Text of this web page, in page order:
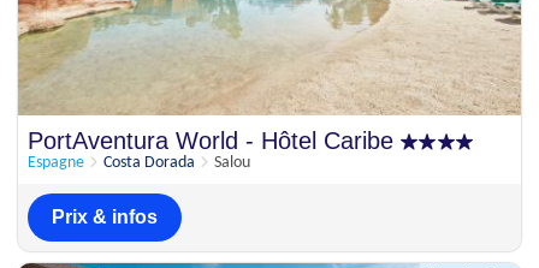
PortAventura World - Hôtel Caribe
Espagne Costa Dorada Salou
Prix & infos